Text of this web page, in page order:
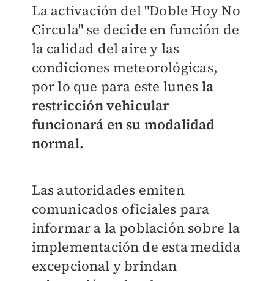
La activación del "Doble Hoy No
Circula" se decide en función de
la calidad del aire y las
condiciones meteorológicas,
por lo que para este lunes la
restricción vehicular
funcionará en su modalidad
normal.
Las autoridades emiten
comunicados oficiales para
informar a la población sobre la
implementación de esta medida
excepcional y brindan